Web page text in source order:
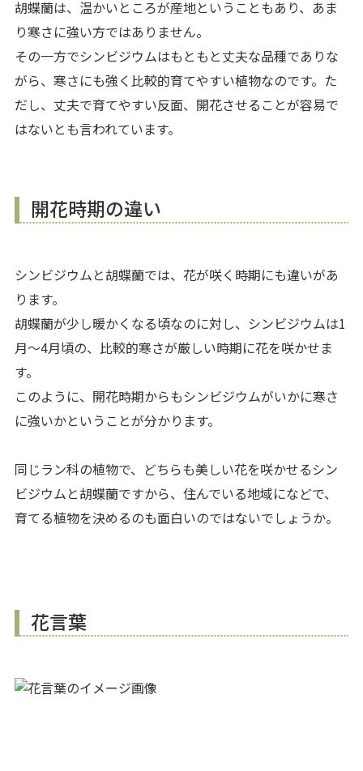
胡蝶蘭は、温かいところが産地ということもあり、あま
り寒さに強い方ではありません。
その一方でシンビジウムはもともと丈夫な品種でありな
がら、寒さにも強く比較的育てやすい植物なのです。た
だし、丈夫で育てやすい反面、開花させることが容易で
はないとも言われています。
開花時期の違い
シンビジウムと胡蝶蘭では、花が咲く時期にも違いがあ
ります。
胡蝶蘭が少し暖かくなる頃なのに対し、シンビジウムは1
月～4月頃の、比較的寒さが厳しい時期に花を咲かせま
す。
このように、開花時期からもシンビジウムがいかに寒さ
に強いかということが分かります。
同じラン科の植物で、どちらも美しい花を咲かせるシン
ビジウムと胡蝶蘭ですから、住んでいる地域になどで、
育てる植物を決めるのも面白いのではないでしょうか。
花言葉